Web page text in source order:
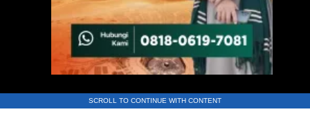
SCROLL TO CONTINUE WITH CONTENT